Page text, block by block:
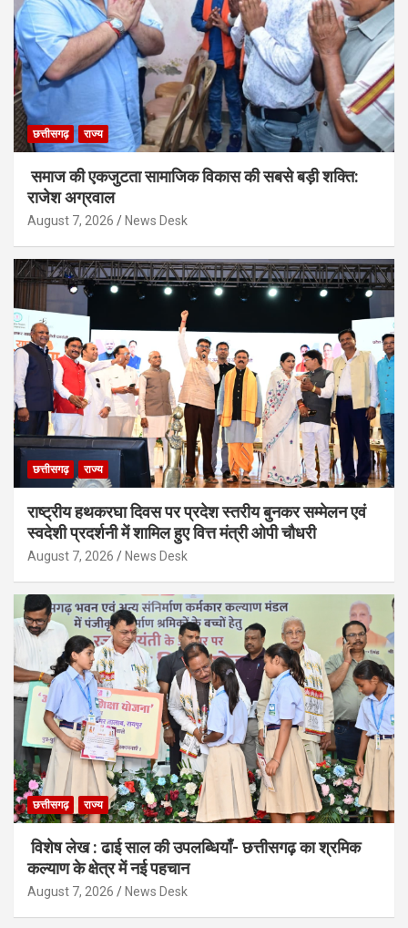
छत्तीसगढ़ राज्य
समाज की एकजुटता सामाजिक विकास की सबसे बड़ी शक्ति:
राजेश अग्रवाल
August 7, 2026 News Desk
छत्तीसगढ़ राज्य
राष्ट्रीय हथकरघा दिवस पर प्रदेश स्तरीय बुनकर सम्मेलन एवं
स्वदेशी प्रदर्शनी में शामिल हुए वित्त मंत्री ओपी चौधरी
August 7, 2026 News Desk
छत्तीसगढ़ राज्य
विशेष लेख : ढाई साल की उपलब्धियाँ- छत्तीसगढ़ का श्रमिक
कल्याण के क्षेत्र में नई पहचान
August 7, 2026 News Desk